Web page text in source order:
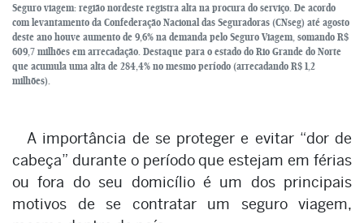
Seguro viagem: região nordeste registra alta na procura do serviço. De acordo
com levantamento da Confederação Nacional das Seguradoras (CNseg) até agosto
deste ano houve aumento de 9,6% na demanda pelo Seguro Viagem, somando R$
609,7 milhões em arrecadação. Destaque para o estado do Rio Grande do Norte
que acumula uma alta de 284,4% no mesmo período (arrecadando R$ 1,2
milhões).
A importância de se proteger e evitar “dor de
cabeça” durante o período que estejam em férias
ou fora do seu domicílio é um dos principais
motivos de se contratar um seguro viagem,